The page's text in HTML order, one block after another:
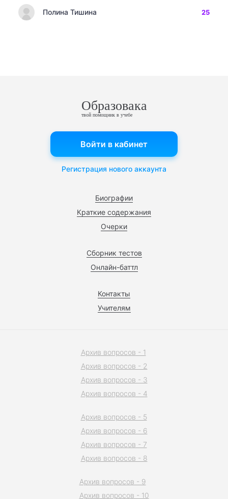
Полина Тишина 25
Образовака
твой помощник в учебе
Биографии
Краткие содержания
Очерки
Сборник тестов
Онлайн-баттл
Контакты
Учителям
Войти в кабинет
Регистрация нового аккаунта
Архив вопросов - 1
Архив вопросов - 2
Архив вопросов - 3
Архив вопросов - 4
Архив вопросов - 5
Архив вопросов - 6
Архив вопросов - 7
Архив вопросов - 8
Архив вопросов - 9
Архив вопросов - 10